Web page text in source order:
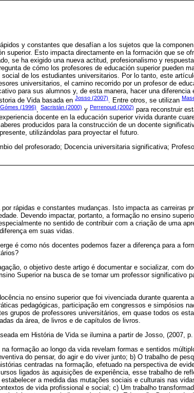
y constantes que desafían a los sujetos que la
superior. Esto impacta directamente en la formación que se
se ha exigido una nueva actitud, profesionalismo y
de cómo los profesores de educación superior pueden
de los estudiantes universitarios. Por lo tanto, este
universitarios, el camino recorrido por un profesor de
para sus alumnos y, de esta manera, hacer una
de Vida basada en Josso (2007) . Entre otros, se utilizan
(1996), Sacristán (2000) y Perrenoud (2002) para reconstruir
docente en la educación superior vivida durante
producidos para la construcción de un docente
utilizándolas para proyectar el futuro.
del profesorado; Docencia universitaria significativa;
rápidas e constantes mudanças. Isto impacta as carreiras
Devendo impactar, portanto, a formação no ensino
no sentido de contribuir com a criação de uma
em suas vidas.
é como nós docentes podemos fazer a diferença para a
o objetivo deste artigo é documentar e socializar, com
Superior na busca de se tornar um professor significativo
no ensino superior que foi vivenciada durante quarenta
pedagógicas, participação em congressos e simpósios
grupos de professores universitários, em quase todos os
da área, de livros e de capítulos de livros.
em História de Vida se ilumina a partir de Josso, (2007,
formação ao longo da vida revelam formas e sentidos
do pensar, do agir e do viver junto; b) O trabalho de
centradas na formação, efetuado na perspectiva de
ligados às aquisições de experiência, esse trabalho de
a medida das mutações sociais e culturais nas
de vida profissional e social; c) Um trabalho